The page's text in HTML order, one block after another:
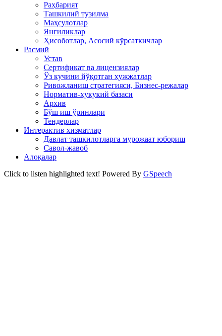
Раҳбарият
Ташкилий тузилма
Маҳсулотлар
Янгиликлар
Ҳисоботлар, Асосий кўрсаткичлар
Расмий
Устав
Сертификат ва лицензиялар
Ўз кучини йўқотган ҳужжатлар
Ривожланиш стратегияси, Бизнес-режалар
Норматив-ҳуқукий базаси
Архив
Бўш иш ўринлари
Тендерлар
Интерактив хизматлар
Давлат ташкилотларга мурожаат юбориш
Савол-жавоб
Алоқалар
Click to listen highlighted text! Powered By GSpeech